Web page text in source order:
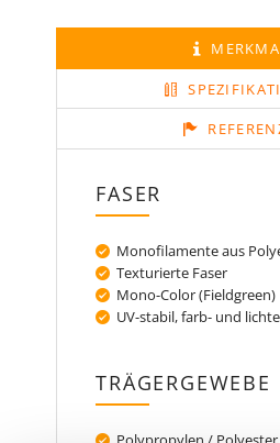
FASER
Monofilamente aus
Texturierte Faser
Mono-Color (Fieldgreen)
UV-stabil, farb- und
TRÄGERGEWEBE